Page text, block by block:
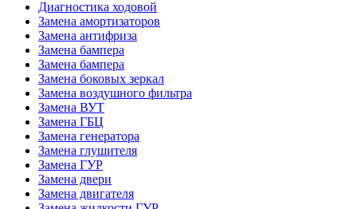
Диагностика ходовой
Замена амортизаторов
Замена антифриза
Замена бампера
Замена бампера
Замена боковых зеркал
Замена воздушного фильтра
Замена ВУТ
Замена ГБЦ
Замена генератора
Замена глушителя
Замена ГУР
Замена двери
Замена двигателя